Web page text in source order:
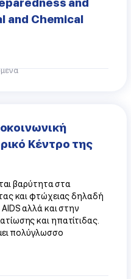
and Chemical
Κέντρο της
βαρύτητα στα
και φτώχειας δηλαδή
αλλά και στην
και ηπατίτιδας.
πολύγλωσσο